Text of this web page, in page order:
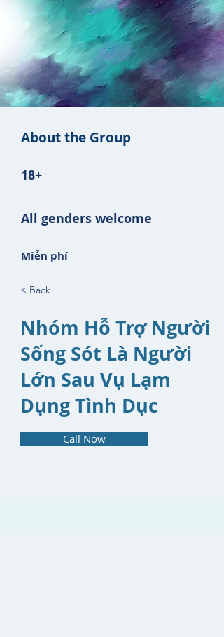
About the Group
18+
All genders welcome
Miễn phí
< Back
Nhóm Hỗ Trợ Người
Sống Sót Là Người
Lớn Sau Vụ Lạm
Dụng Tình Dục
Call Now